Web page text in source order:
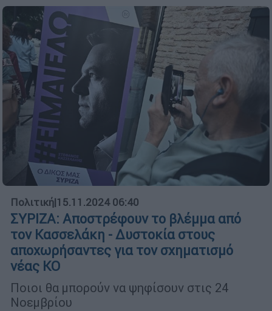
Πολιτική|15.11.2024 06:40
ΣΥΡΙΖΑ: Αποστρέφουν το βλέμμα από
τον Κασσελάκη - Δυστοκία στους
αποχωρήσαντες για τον σχηματισμό
νέας ΚΟ
Ποιοι θα μπορούν να ψηφίσουν στις 24
Νοεμβρίου